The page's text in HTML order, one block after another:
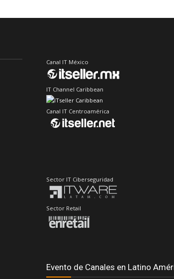
Canal IT México
IT Channel Caribbean
Canal IT Centroamérica
Sector IT Ciberseguridad
Sector Retail
Evento de Canales en Latino